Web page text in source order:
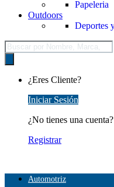
Papeleria
Outdoors
Deportes
Búsqueda
de
productos
¿Eres Cliente?
Iniciar Sesión
¿No tienes una cuenta?
Registrar
Automotriz